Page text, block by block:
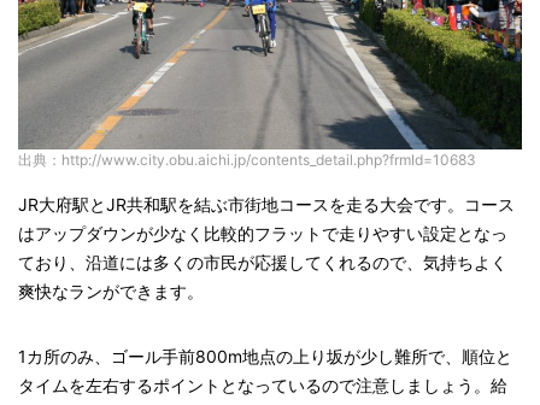
出典：http://www.city.obu.aichi.jp/contents_detail.php?frmId=10683
JR大府駅とJR共和駅を結ぶ市街地コースを走る大会です。コース
はアップダウンが少なく比較的フラットで走りやすい設定となっ
ており、沿道には多くの市民が応援してくれるので、気持ちよく
爽快なランができます。
1カ所のみ、ゴール手前800m地点の上り坂が少し難所で、順位と
タイムを左右するポイントとなっているので注意しましょう。給